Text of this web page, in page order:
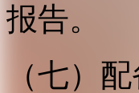
报告。
（七）